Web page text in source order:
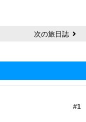
次の旅日誌
1